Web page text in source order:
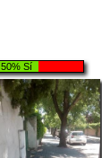
50% Sí